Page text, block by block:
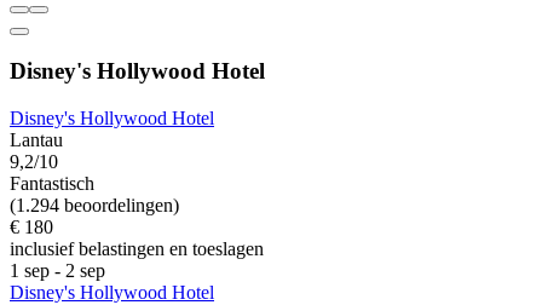
Disney's Hollywood Hotel
Disney's Hollywood Hotel
Lantau
9,2/10
Fantastisch
(1.294 beoordelingen)
€ 180
inclusief belastingen en toeslagen
1 sep - 2 sep
Disney's Hollywood Hotel